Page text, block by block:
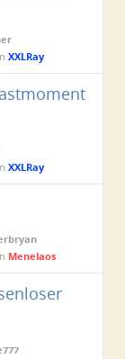
XXLRay
XXLRay
Menelaos